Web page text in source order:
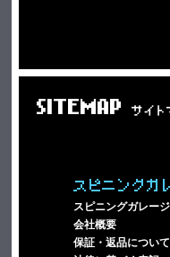
SITEMAP サイト
スピニングガ
スピニングガレー
会社概要
保証・返品について